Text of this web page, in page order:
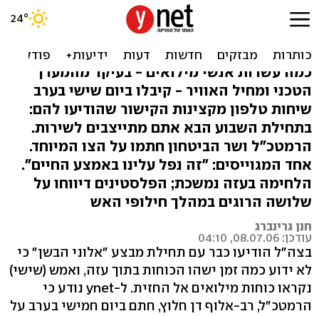
צה"ל בעזה: עשרות אנשי
מילואים קיבלו צווי חירום
כמה עשרות אנשי מילואים - בעיקר מהמערך
הטכני ומחיל האוויר - קיבלו ביום שישי בערב
שיחות טלפון מקצינות הקישור שהודיעו להם:
בתחילת השבוע הבא אתם מתייצבים לשירות.
הרמטכ"ל ושר הביטחון חתמו על הצו המיוחד.
אחד המגוייסים: "זה נפל עלינו באמצע החיים".
הלחימה בעזה נמשכת; הפלסטינים דיווחו על
שלושה הרוגים במהלך חילופי האש
חנן גרינברג
עודכן: 08.07.06, 04:10
בצה"ל הודיעו כבר עם תחילת מבצע "אלוני הבשן" כי
לא ידוע כמה זמן ישהו הכוחות בתוך עזה, ואמש (שישי)
נקראו כוחות מילואים אל החזית. ל-ynet נודע כי
הרמטכ"ל, רב-אלוף דן חלוץ, חתם ביום חמישי בערב על